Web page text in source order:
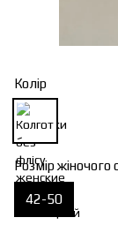
Колір
Розмір жіночого
42-50